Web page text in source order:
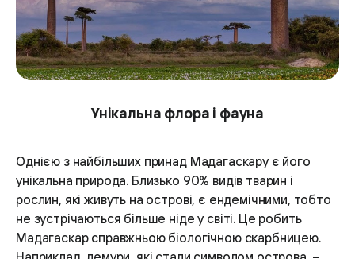
Унікальна флора і фауна
Однією з найбільших принад Мадагаскару є його
унікальна природа. Близько 90% видів тварин і
рослин, які живуть на острові, є ендемічними, тобто
не зустрічаються більше ніде у світі. Це робить
Мадагаскар справжньою біологічною скарбницею.